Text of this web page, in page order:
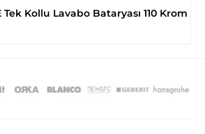
Kollu Lavabo Bataryası 110 Krom